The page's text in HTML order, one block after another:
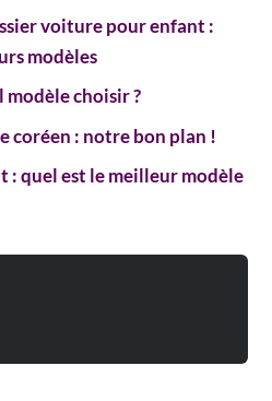
voiture pour enfant :
modèles
choisir ?
coréen : notre bon plan !
: quel est le meilleur modèle